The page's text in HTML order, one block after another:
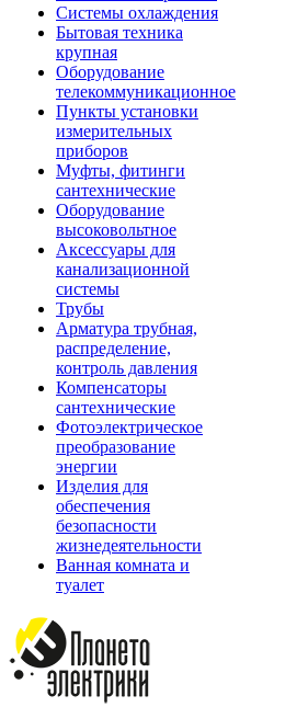
Системы охлаждения
Бытовая техника
крупная
Оборудование
телекоммуникационное
Пункты установки
измерительных
приборов
Муфты, фитинги
сантехнические
Оборудование
высоковольтное
Аксессуары для
канализационной
системы
Трубы
Арматура трубная,
распределение,
контроль давления
Компенсаторы
сантехнические
Фотоэлектрическое
преобразование
энергии
Изделия для
обеспечения
безопасности
жизнедеятельности
Ванная комната и
туалет